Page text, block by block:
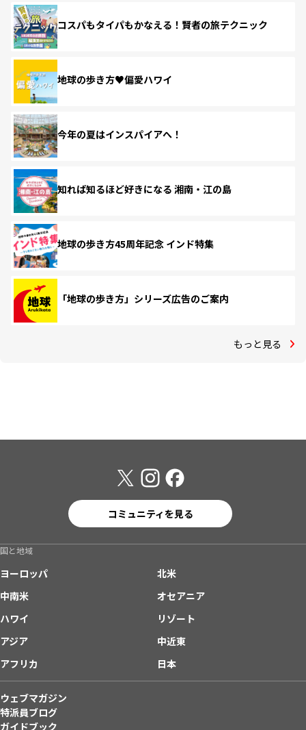
コスパもタイパもかなえる！賢者の旅テクニック
地球の歩き方♥偏愛ハワイ
今年の夏はインスパイアへ！
知れば知るほど好きになる 湘南・江の島
地球の歩き方45周年記念 インド特集
「地球の歩き方」シリーズ広告のご案内
もっと見る
コミュニティを見る
国と地域
ヨーロッパ
北米
中南米
オセアニア
ハワイ
リゾート
アジア
中近東
アフリカ
日本
ウェブマガジン
特派員ブログ
ガイドブック